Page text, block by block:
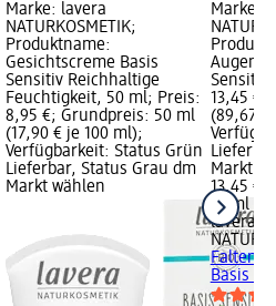
Marke: lavera
NATURKOSMETIK;
Produktname:
Gesichtscreme Basis
Sensitiv Reichhaltige
Feuchtigkeit, 50 ml; Preis:
8,95 €; Grundpreis: 50 ml
(17,90 € je 100 ml);
Verfügbarkeit: Status Grün
Lieferbar, Status Grau dm
Markt wählen
Marke:
13,45 €;
(89,67 €
Markt
13,45 €
15 ml
lavera
Falten
Basis